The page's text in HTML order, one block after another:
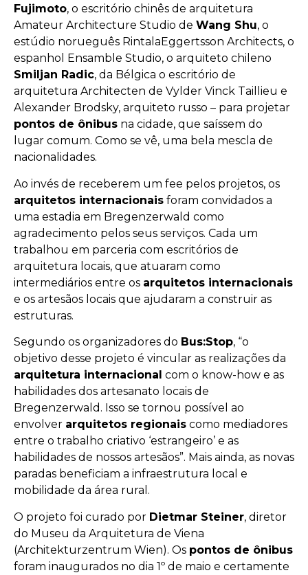
Fujimoto, o escritório chinês de arquitetura
Amateur Architecture Studio de Wang Shu, o
estúdio norueguês RintalaEggertsson Architects, o
espanhol Ensamble Studio, o arquiteto chileno
Smiljan Radic, da Bélgica o escritório de
arquitetura Architecten de Vylder Vinck Taillieu e
Alexander Brodsky, arquiteto russo – para projetar
pontos de ônibus na cidade, que saíssem do
lugar comum. Como se vê, uma bela mescla de
nacionalidades.
Ao invés de receberem um fee pelos projetos, os
arquitetos internacionais foram convidados a
uma estadia em Bregenzerwald como
agradecimento pelos seus serviços. Cada um
trabalhou em parceria com escritórios de
arquitetura locais, que atuaram como
intermediários entre os arquitetos internacionais
e os artesãos locais que ajudaram a construir as
estruturas.
Segundo os organizadores do Bus:Stop, “o
objetivo desse projeto é vincular as realizações da
arquitetura internacional com o know-how e as
habilidades dos artesanato locais de
Bregenzerwald. Isso se tornou possível ao
envolver arquitetos regionais como mediadores
entre o trabalho criativo ‘estrangeiro’ e as
habilidades de nossos artesãos”. Mais ainda, as novas
paradas beneficiam a infraestrutura local e
mobilidade da área rural.
O projeto foi curado por Dietmar Steiner, diretor
do Museu da Arquitetura de Viena
(Architekturzentrum Wien). Os pontos de ônibus
foram inaugurados no dia 1º de maio e certamente